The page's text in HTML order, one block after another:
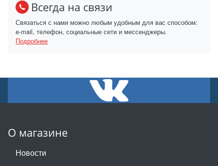
Всегда на связи
Связаться с нами можно любым удобным для вас способом:
e-mail, телефон, социальные сети и мессенджеры.
Подробнее
О магазине
Новости